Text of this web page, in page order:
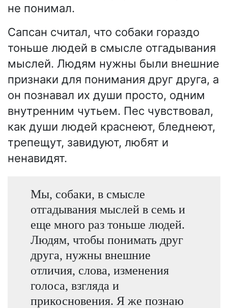
не понимал.
Сапсан считал, что собаки гораздо
тоньше людей в смысле отгадывания
мыслей. Людям нужны были внешние
признаки для понимания друг друга, а
он познавал их души просто, одним
внутренним чутьем. Пес чувствовал,
как души людей краснеют, бледнеют,
трепещут, завидуют, любят и
ненавидят.
Мы, собаки, в смысле
отгадывания мыслей в семь и
еще много раз тоньше людей.
Людям, чтобы понимать друг
друга, нужны внешние
отличия, слова, изменения
голоса, взгляда и
прикосновения. Я же познаю